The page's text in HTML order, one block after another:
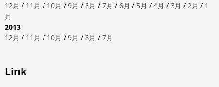
12月 / 11月 / 10月 / 9月 / 8月 / 7月 / 6月 / 5月 / 4月 / 3月 / 2月 / 1
月
2013
12月 / 11月 / 10月 / 9月 / 8月 / 7月
Link